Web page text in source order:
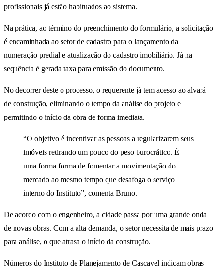
profissionais já estão habituados ao sistema.
Na prática, ao término do preenchimento do formulário, a solicitação
é encaminhada ao setor de cadastro para o lançamento da
numeração predial e atualização do cadastro imobiliário. Já na
sequência é gerada taxa para emissão do documento.
No decorrer deste o processo, o requerente já tem acesso ao alvará
de construção, eliminando o tempo da análise do projeto e
permitindo o início da obra de forma imediata.
“O objetivo é incentivar as pessoas a regularizarem seus
imóveis retirando um pouco do peso burocrático. É
uma forma forma de fomentar a movimentação do
mercado ao mesmo tempo que desafoga o serviço
interno do Instituto”, comenta Bruno.
De acordo com o engenheiro, a cidade passa por uma grande onda
de novas obras. Com a alta demanda, o setor necessita de mais prazo
para análise, o que atrasa o início da construção.
Números do Instituto de Planejamento de Cascavel indicam obras